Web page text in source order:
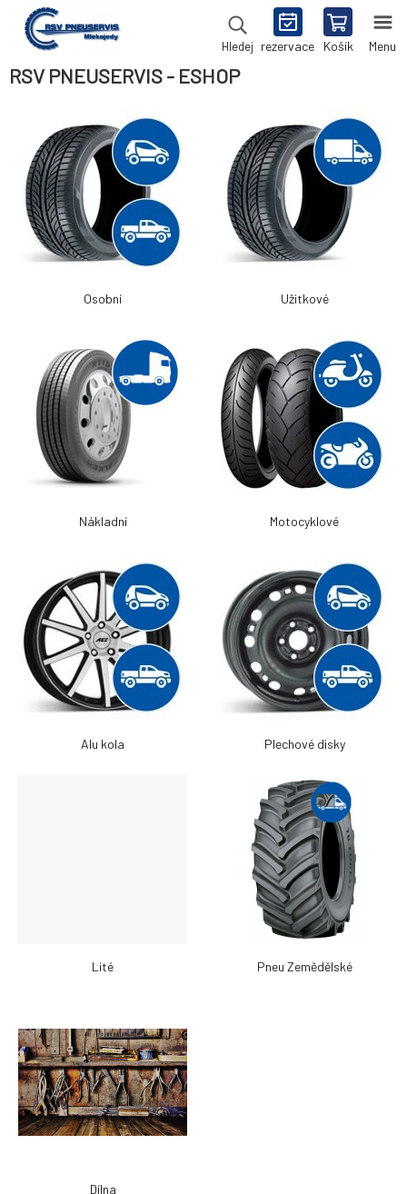
Hledej rezervace Košík Menu
RSV PNEUSERVIS - ESHOP
Osobní Užitkové
Nákladní Motocyklové
Alu kola Plechové disky
Lité Pneu Zemědělské
Dílna